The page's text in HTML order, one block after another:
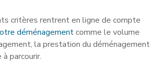
critères rentrent en ligne de compte
déménagementcomme le volume
la prestation du déménagement
parcourir.